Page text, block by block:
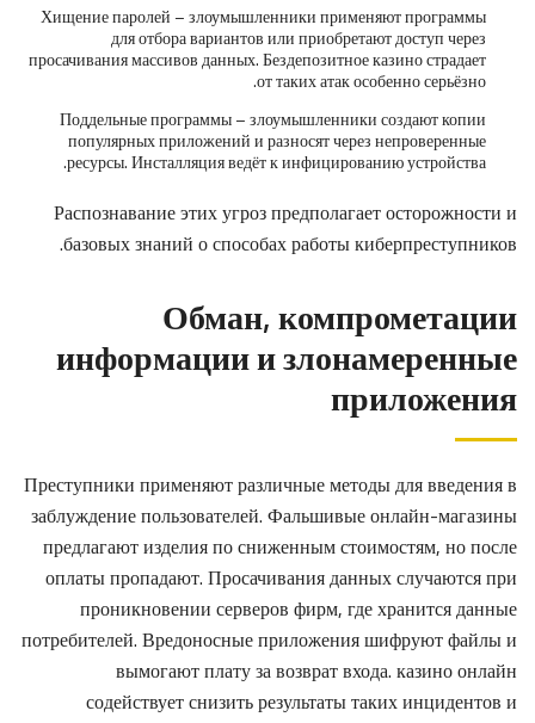
Хищение паролей – злоумышленники применяют программы
для отбора вариантов или приобретают доступ через
просачивания массивов данных. Бездепозитное казино страдает
от таких атак особенно серьёзно.
Поддельные программы – злоумышленники создают копии
популярных приложений и разносят через непроверенные
ресурсы. Инсталляция ведёт к инфицированию устройства.
Распознавание этих угроз предполагает осторожности и
базовых знаний о способах работы киберпреступников.
Обман, компрометации
информации и злонамеренные
приложения
Преступники применяют различные методы для введения в
заблуждение пользователей. Фальшивые онлайн-магазины
предлагают изделия по сниженным стоимостям, но после
оплаты пропадают. Просачивания данных случаются при
проникновении серверов фирм, где хранится данные
потребителей. Вредоносные приложения шифруют файлы и
вымогают плату за возврат входа. казино онлайн
содействует снизить результаты таких инцидентов и